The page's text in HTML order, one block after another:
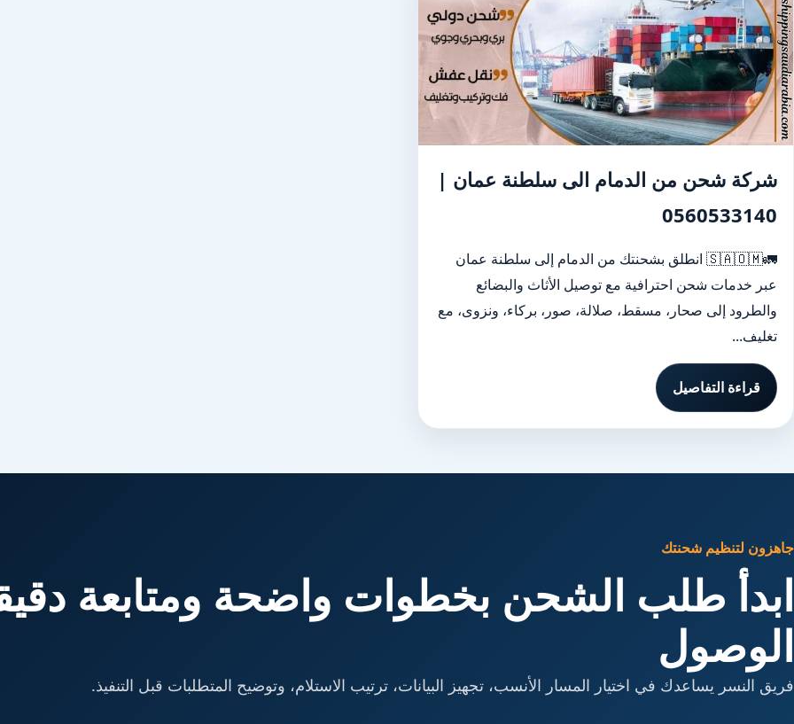
شركة شحن من الدمام الى سلطنة عمان |
0560533140
🚛🇸🇦🇴🇲 انطلق بشحنتك من الدمام إلى سلطنة عمان
عبر خدمات شحن احترافية مع توصيل الأثاث والبضائع
والطرود إلى صحار، مسقط، صلالة، صور، بركاء، ونزوى، مع
تغليف...
قراءة التفاصيل
جاهزون لتنظيم شحنتك
ابدأ طلب الشحن بخطوات واضحة ومتابعة
الوصول
فريق النسر يساعدك في اختيار المسار الأنسب، تجهيز البيانات، ترتيب الاستلام، وتوضيح المتطلبات قبل التنفيذ.